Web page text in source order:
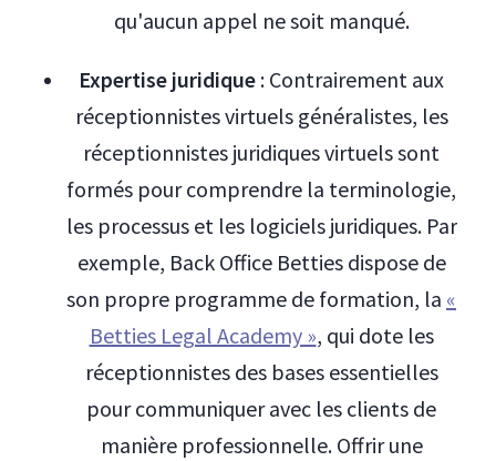
qu'aucun appel ne soit manqué.
Expertise juridique : Contrairement aux
réceptionnistes virtuels généralistes, les
réceptionnistes juridiques virtuels sont
formés pour comprendre la terminologie,
les processus et les logiciels juridiques. Par
exemple, Back Office Betties dispose de
son propre programme de formation, la «
Betties Legal Academy », qui dote les
réceptionnistes des bases essentielles
pour communiquer avec les clients de
manière professionnelle. Offrir une